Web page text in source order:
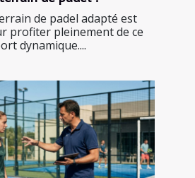
de padel adapté est
profiter pleinement de ce
dynamique....